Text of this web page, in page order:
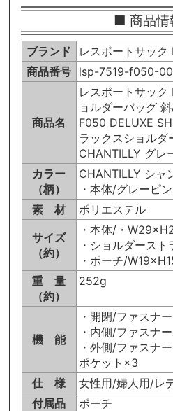
■ 商品
ブランド
レスポートサッ
商品番号 lsp-7519-f050-
商品名
レスポートサッ
ョルダーバッグ
F050 DELUXE
ラックスショルダ
CHANTILLY グレ
カラー
（柄）
CHANTILLY シャ
・本体/グレーピ
素 材
ポリエステル
サイズ
（約）
・本体/・
・ショルダース
・ポーチ/
重 量
（約）
252g
機 能
・開閉/ファスナー
・内側/ファスナ
・外側/ファスナ
ポケット×3
仕 様
女性用/婦人用/レ
付属品
ポーチ